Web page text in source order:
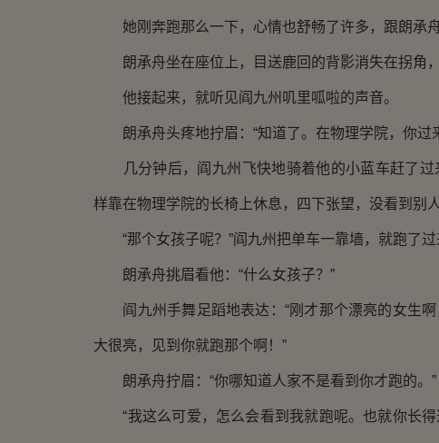
她刚奔跑那么一下，心情也舒畅了许多，跟朗承舟
朗承舟坐在座位上，目送鹿回的背影消失在拐角，
他接起来，就听见阎九州叽里呱啦的声音。
朗承舟头疼地拧眉：“知道了。在物理学院，你过
几分钟后，阎九州飞快地骑着他的小蓝车赶了过
样靠在物理学院的长椅上休息，四下张望，没看到别
“那个女孩子呢？”阎九州把单车一靠墙，就跑了过
朗承舟挑眉看他：“什么女孩子？”
阎九州手舞足蹈地表达：“刚才那个漂亮的女生啊
大很亮，见到你就跑那个啊！”
朗承舟拧眉：“你哪知道人家不是看到你才跑的。”
“我这么可爱，怎么会看到我就跑呢。也就你长得